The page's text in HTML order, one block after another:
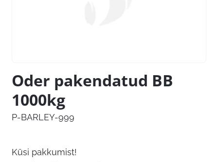
Oder pakendatud BB
1000kg
P-BARLEY-999
Küsi pakkumist!